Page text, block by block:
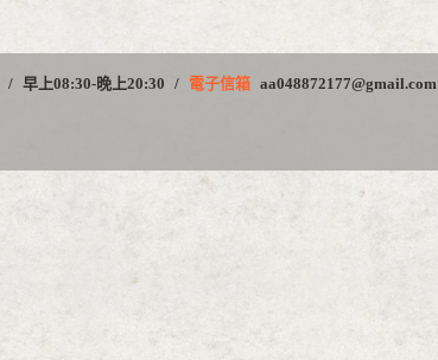
早上08:30-晚上20:30 電子信箱 aa048872177@gmail.com